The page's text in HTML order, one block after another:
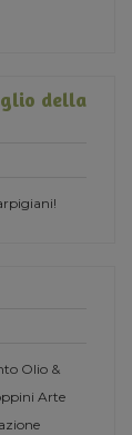
della
Olio &
Arte